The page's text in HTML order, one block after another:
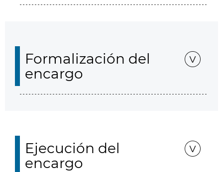
Formalización del
encargo
Ejecución del
encargo